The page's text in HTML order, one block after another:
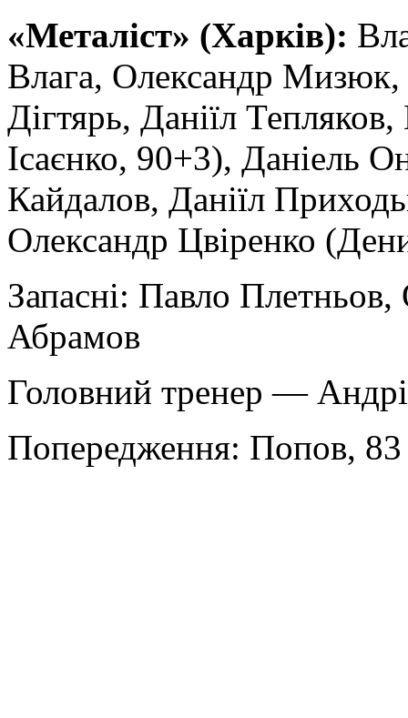
«Металіст» (Харків):
Влага, Олександр
Дігтярь, Даніїл
Ісаєнко, 90+3), Даніель
Кайдалов, Даніїл
Олександр Цвіренко
Запасні: Павло Плетньов,
Абрамов
Головний тренер —
Попередження: Попов, 83